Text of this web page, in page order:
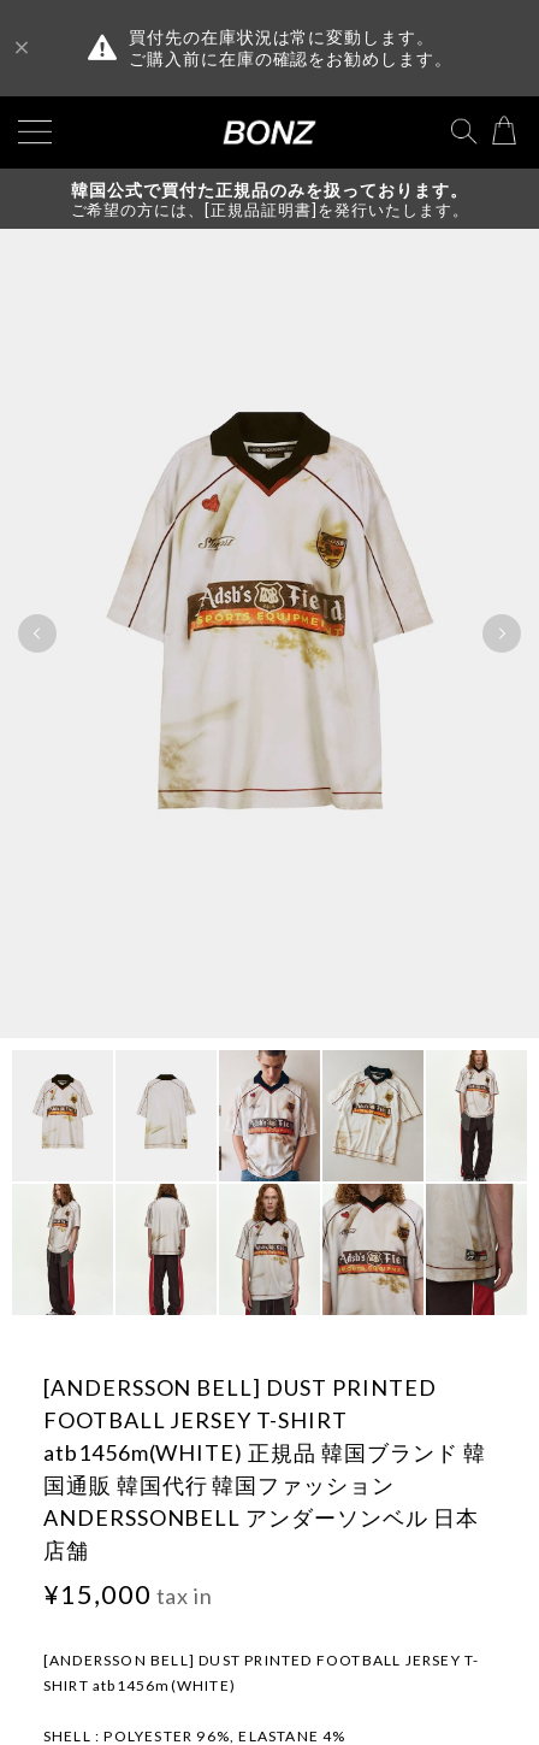
買付先の在庫状況は常に変動します。
ご購入前に在庫の確認をお勧めします。
韓国公式で買付た正規品のみを扱っております。
ご希望の方には、[正規品証明書]を発行いたします。
[ANDERSSON BELL] DUST PRINTED
FOOTBALL JERSEY T-SHIRT
atb1456m(WHITE) 正規品 韓国ブランド 韓
国通販 韓国代行 韓国ファッション
ANDERSSONBELL アンダーソンベル 日本
店舗
¥15,000 tax in
[ANDERSSON BELL] DUST PRINTED FOOTBALL JERSEY T-
SHIRT atb1456m(WHITE)
SHELL : POLYESTER 96%, ELASTANE 4%